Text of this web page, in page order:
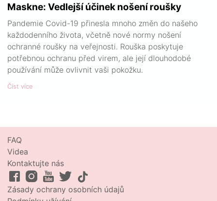
Maskne: Vedlejší účinek nošení roušky
Pandemie Covid-19 přinesla mnoho změn do našeho
každodenního života, včetně nové normy nošení
ochranné roušky na veřejnosti. Rouška poskytuje
potřebnou ochranu před virem, ale její dlouhodobé
používání může ovlivnit vaši pokožku.
Číst více
Zásady ochrany osobních údajů
FAQ
Videa
Kontaktujte nás